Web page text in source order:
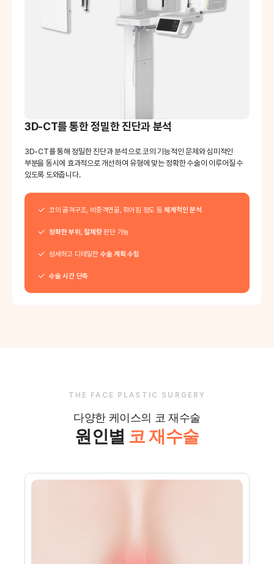
3D-CT를 통한 정밀한 진단과 분석
3D-CT를 통해 정밀한 진단과 분석으로 코의 기능적인 문제와 심미적인
부분을 동시에 효과적으로 개선하여 유형에 맞는 정확한 수술이 이루어질 수
있도록 도와줍니다.
코의 골격구조, 비중격연골, 휘어짐 정도 등체계적인 분석
정확한 부위, 절제량판단 가능
섬세하고 디테일한 수술 계획 수립
수술 시간 단축
THE FACE PLASTIC SURGERY
다양한 케이스의 코 재수술
원인별 코 재수술